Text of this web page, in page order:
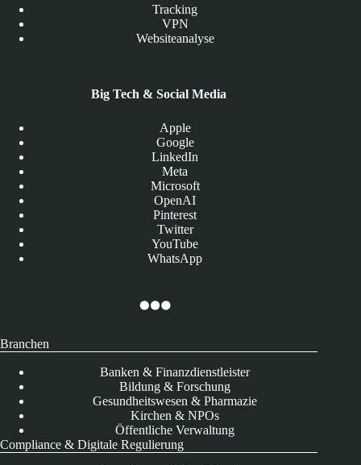
Tracking
VPN
Websiteanalyse
Big Tech & Social Media
Apple
Google
LinkedIn
Meta
Microsoft
OpenAI
Pinterest
Twitter
YouTube
WhatsApp
Branchen
Banken & Finanzdienstleister
Bildung & Forschung
Gesundheitswesen & Pharmazie
Kirchen & NPOs
Öffentliche Verwaltung
Compliance & Digitale Regulierung